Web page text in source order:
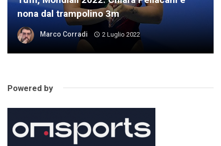
nona dal trampolino 3m
Marco Corradi 2 Luglio 2022
Powered by